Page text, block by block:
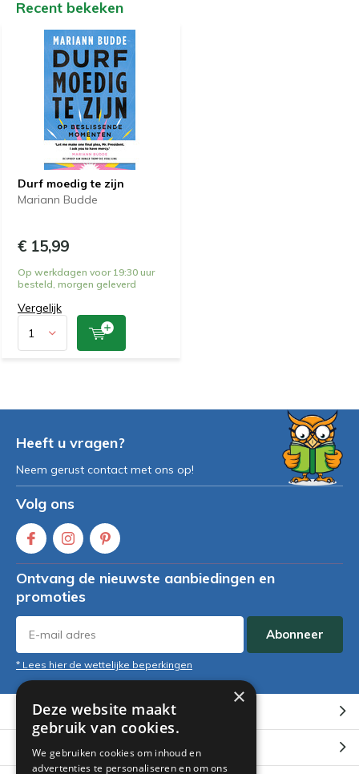
Recent bekeken
Durf moedig te zijn
Mariann Budde
€ 15,99
Op werkdagen voor 19:30 uur
besteld, morgen geleverd
Vergelijk
Heeft u vragen?
Neem gerust contact met ons op!
Volg ons
Ontvang de nieuwste aanbiedingen en
promoties
Abonneer
* Lees hier de wettelijke beperkingen
Klantenservice
Mijn account
×
Deze website maakt
gebruik van cookies.
We gebruiken cookies om inhoud en
advertenties te personaliseren en om ons